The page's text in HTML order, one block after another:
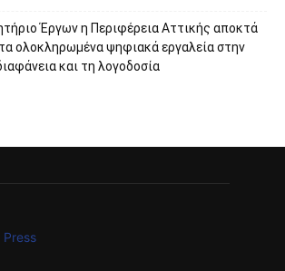
Έργων η Περιφέρεια Αττικής αποκτά
ολοκληρωμένα ψηφιακά εργαλεία στην
και τη λογοδοσία